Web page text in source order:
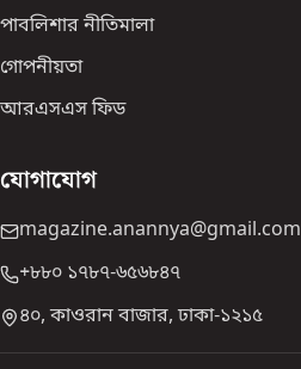
পাবলিশার নীতিমালা
গোপনীয়তা
আরএসএস ফিড
যোগাযোগ
magazine.anannya@gmail.com
+৮৮০ ১৭৮৭-৬৫৬৮৪৭
৪০, কাওরান বাজার, ঢাকা-১২১৫